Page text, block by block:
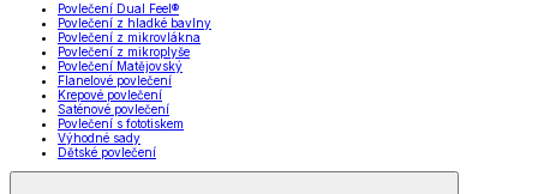
Povlečení Dual Feel®
Povlečení z hladké bavlny
Povlečení z mikrovlákna
Povlečení z mikroplyše
Povlečení Matějovský
Flanelové povlečení
Krepové povlečení
Saténové povlečení
Povlečení s fototiskem
Výhodné sady
Dětské povlečení